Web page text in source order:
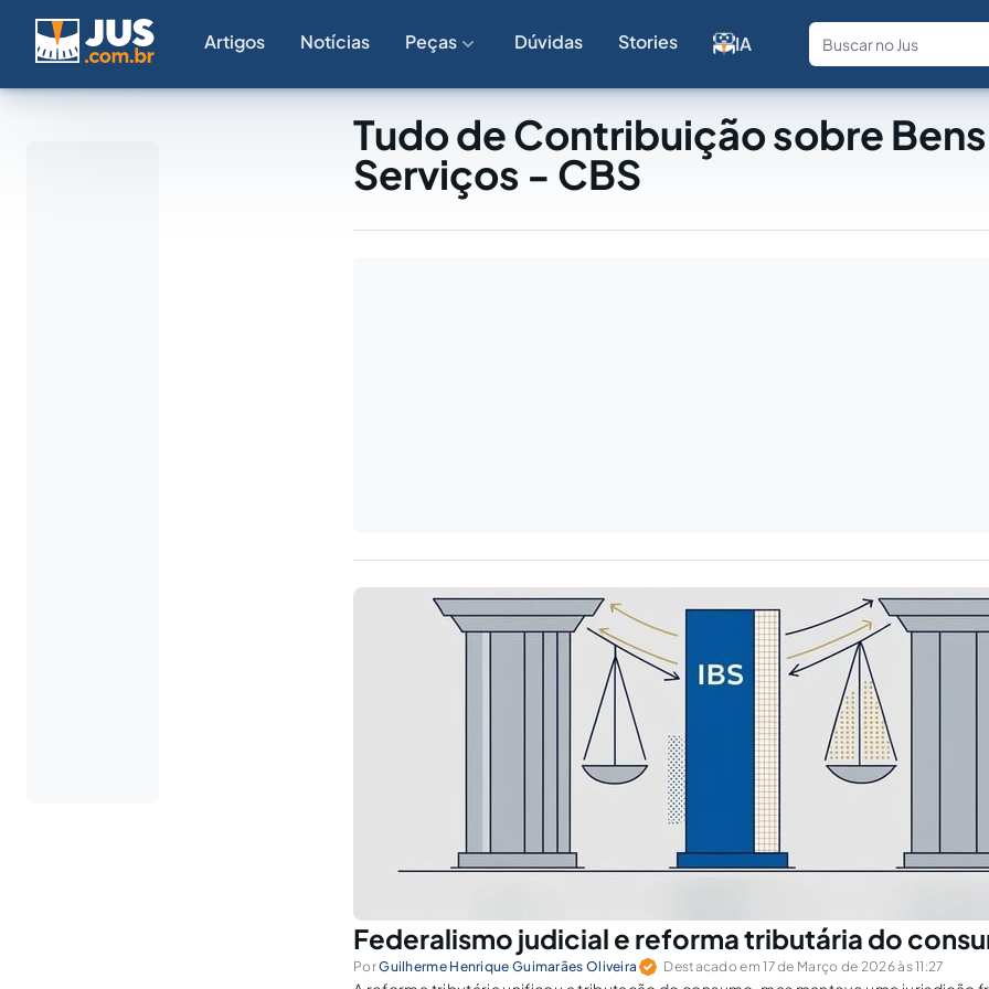
Artigos Notícias Peças Dúvidas Stories IA
Fale com
Tudo de Contribuição sobre
Serviços - CBS
Federalismo judicial e reforma tributária do
PorGuilherme Henrique Guimarães Oliveira Destacado em 17 de Março de 2026 às 11:27